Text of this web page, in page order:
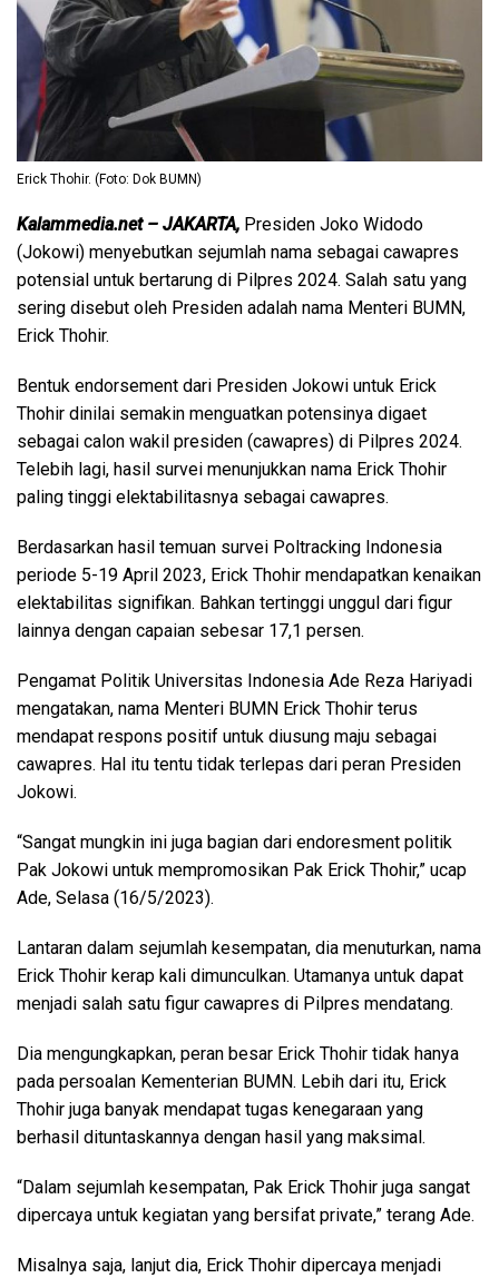
Erick Thohir. (Foto: Dok BUMN)
Kalammedia.net – JAKARTA, Presiden Joko Widodo
(Jokowi) menyebutkan sejumlah nama sebagai cawapres
potensial untuk bertarung di Pilpres 2024. Salah satu yang
sering disebut oleh Presiden adalah nama Menteri BUMN,
Erick Thohir.
Bentuk endorsement dari Presiden Jokowi untuk Erick
Thohir dinilai semakin menguatkan potensinya digaet
sebagai calon wakil presiden (cawapres) di Pilpres 2024.
Telebih lagi, hasil survei menunjukkan nama Erick Thohir
paling tinggi elektabilitasnya sebagai cawapres.
Berdasarkan hasil temuan survei Poltracking Indonesia
periode 5-19 April 2023, Erick Thohir mendapatkan kenaikan
elektabilitas signifikan. Bahkan tertinggi unggul dari figur
lainnya dengan capaian sebesar 17,1 persen.
Pengamat Politik Universitas Indonesia Ade Reza Hariyadi
mengatakan, nama Menteri BUMN Erick Thohir terus
mendapat respons positif untuk diusung maju sebagai
cawapres. Hal itu tentu tidak terlepas dari peran Presiden
Jokowi.
“Sangat mungkin ini juga bagian dari endoresment politik
Pak Jokowi untuk mempromosikan Pak Erick Thohir,” ucap
Ade, Selasa (16/5/2023).
Lantaran dalam sejumlah kesempatan, dia menuturkan, nama
Erick Thohir kerap kali dimunculkan. Utamanya untuk dapat
menjadi salah satu figur cawapres di Pilpres mendatang.
Dia mengungkapkan, peran besar Erick Thohir tidak hanya
pada persoalan Kementerian BUMN. Lebih dari itu, Erick
Thohir juga banyak mendapat tugas kenegaraan yang
berhasil dituntaskannya dengan hasil yang maksimal.
“Dalam sejumlah kesempatan, Pak Erick Thohir juga sangat
dipercaya untuk kegiatan yang bersifat private,” terang Ade.
Misalnya saja, lanjut dia, Erick Thohir dipercaya menjadi